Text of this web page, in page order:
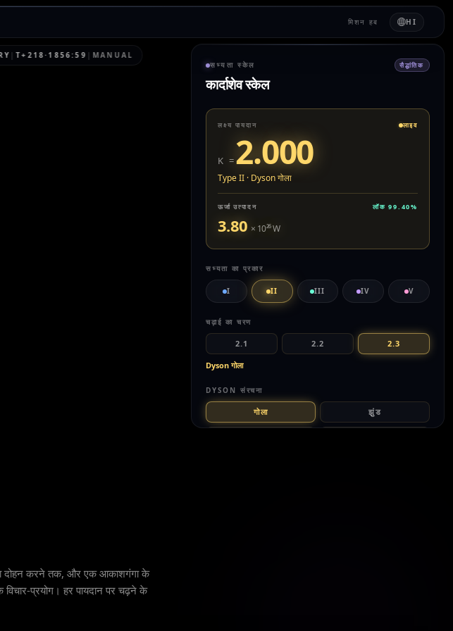
मिशन हब HI
|T+218·1856:59 | MANUAL
सभ्यता स्केल सैद्धांतिक
कार्दाशेव स्केल
लक्ष्य पायदान लाइव
K =2.000
Type II · Dyson गोला
ऊर्जा उत्पादन लॉक 99.40%
3.80 × 10²⁶W
सभ्यता का प्रकार
I II III IV V
चढ़ाई का चरण
2.1 2.2 2.3
Dyson गोला
DYSON संरचना
गोला झुंड
दोहन करने तक, और एक आकाशगंगा के
प्रयोग। हर पायदान पर चढ़ने के